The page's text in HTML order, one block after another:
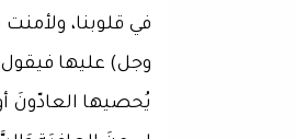
في قلوبنا،
وجل) عليها
يُحصيها العادّونَ